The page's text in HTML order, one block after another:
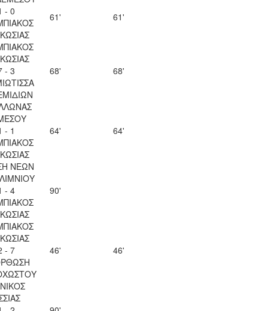
- 0
61' 61'
- 3
68' 68'
- 1
64' 64'
ΝΕΩΝ
- 4
90'
- 7
46' 46'